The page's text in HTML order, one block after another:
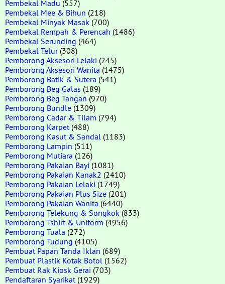
Pembekal Madu (557)
Pembekal Mee & Bihun (218)
Pembekal Minyak Masak (700)
Pembekal Rempah & Perencah (1486)
Pembekal Serunding (464)
Pembekal Telur(308)
Pemborong Aksesori Lelaki (245)
Pemborong Aksesori Wanita (1475)
Pemborong Batik & Sutera (541)
Pemborong Beg Galas (189)
Pemborong Beg Tangan (970)
Pemborong Bundle (1309)
Pemborong Cadar & Tilam (794)
Pemborong Karpet (488)
Pemborong Kasut & Sandal (1183)
Pemborong Lampin (511)
Pemborong Mutiara (126)
Pemborong Pakaian Bayi (1081)
Pemborong Pakaian Kanak2 (2410)
Pemborong Pakaian Lelaki (1749)
Pemborong Pakaian Plus Size (201)
Pemborong Pakaian Wanita (6440)
Pemborong Telekung & Songkok (833)
Pemborong Tshirt & Uniform (4956)
Pemborong Tuala (272)
Pemborong Tudung (4105)
Pembuat Papan Tanda Iklan (689)
Pembuat Plastik Kotak Botol (1562)
Pembuat Rak Kiosk Gerai (703)
Pendaftaran Syarikat (1929)